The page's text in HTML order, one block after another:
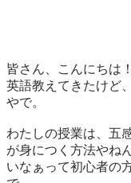
皆さん、こんにちは
英語教えてきたけど
やで。
わたしの授業は、五
が身につく方法やね
いなぁって初心者の